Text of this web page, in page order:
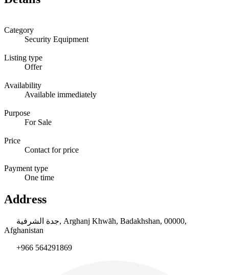
Category
Security Equipment
Listing type
Offer
Availability
Available immediately
Purpose
For Sale
Price
Contact for price
Payment type
One time
Address
Afghanistan
+966 564291869